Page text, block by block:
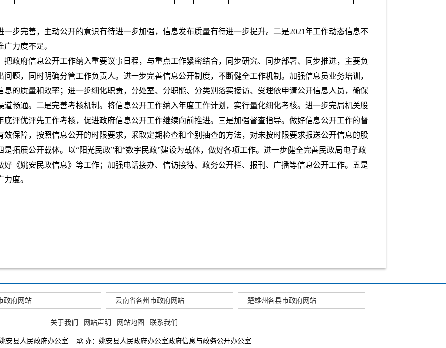
一步完善，主动公开的意识有待进一步加强，信息发布质量有待进一步提升。二是2021年工作动态信息不
力度不足。
把政府信息公开工作纳入重要议事日程，与重点工作紧密结合，同步研究、同步部署、同步推进，主要负
题，同时明确分管工作负责人。进一步完善信息公开制度，不断健全工作机制。加强信息员业务培训，
的质量和效率；进一步细化职责，分处室、分职能、分类别落实接访、受理依申请公开信息人员，确保
畅通。二是完善考核机制。将信息公开工作纳入年度工作计划，实行量化细化考核。进一步完局机关股
底评优评先工作考核，促进政府信息公开工作继续向前推进。三是加强督查指导。做好信息公开工作的督
保障，按照信息公开的时限要求，采取定期检查和个别抽查的方法，对未按时限要求报送公开信息的股
是拓展公开载体。以“阳光民政”和“数字民政”建设为载体，做好各项工作。进一步健全完善民政局电子政
《姚安民政信息》等工作；加强电话接办、信访接待、政务公开栏、报刊、广播等信息公开工作。五是
度。
政府网站 云南省各州市政府网站 楚雄州各县市政府网站
关于我们 网站声明 网站地图 联系我们
安县人民政府办公室 承 办：姚安县人民政府办公室政府信息与政务公开办公室